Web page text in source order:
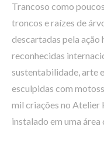
Trancoso como
troncos e raízes de
descartadas pela ação
reconhecidas
sustentabilidade, arte
esculpidas com
mil criações no Atelier
instalado em uma área